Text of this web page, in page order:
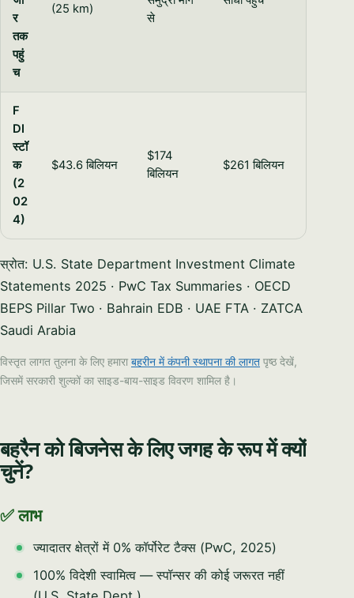
र
तक
पहुं
च
(25 km)
से
F
DI
स्टॉ
क
(2
02
4)
$43.6 बिलियन
$174
बिलियन
$261 बिलियन
स्रोत: U.S. State Department Investment Climate
Statements 2025 · PwC Tax Summaries · OECD
BEPS Pillar Two · Bahrain EDB · UAE FTA · ZATCA
Saudi Arabia
विस्तृत लागत तुलना के लिए हमारा बहरीन में कंपनी स्थापना की लागत पृष्ठ देखें,
जिसमें सरकारी शुल्कों का साइड-बाय-साइड विवरण शामिल है।
बहरैन को बिजनेस के लिए जगह के रूप में क्यों
चुनें?
✅ लाभ
ज्यादातर क्षेत्रों में 0% कॉर्पोरेट टैक्स (PwC, 2025)
100% विदेशी स्वामित्व — स्पॉन्सर की कोई जरूरत नहीं